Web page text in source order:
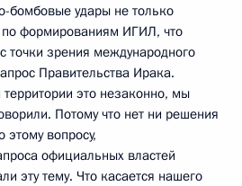
бомбовые удары не только
формированиям ИГИЛ, что
точки зрения международного
Правительства Ирака.
это незаконно, мы
Потому что нет ни решения
этому вопросу,
официальных властей
эту тему. Что касается нашего